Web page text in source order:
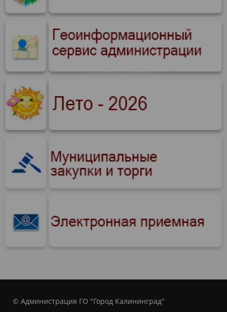
© Администрация ГО "Город Калининград"